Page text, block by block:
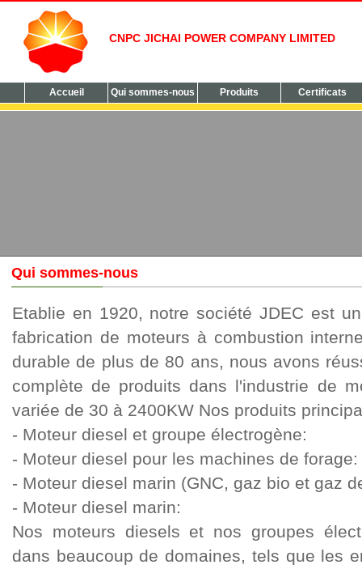
CNPC JICHAI POWER COMPANY LIMITED
Accueil Qui sommes-nous Produits Certificats
Qui sommes-nous
Etablie en 1920, notre société JDEC est
fabrication de moteurs à combustion
durable de plus de 80 ans, nous avons
complète de produits dans l'industrie de
variée de 30 à 2400KW Nos produits
- Moteur diesel et groupe électrogène:
- Moteur diesel pour les machines de forage:
- Moteur diesel marin (GNC, gaz bio et gaz
- Moteur diesel marin:
Nos moteurs diesels et nos groupes
dans beaucoup de domaines, tels que les